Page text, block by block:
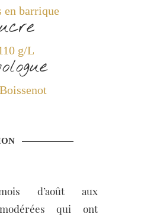
en barrique
g/L
d’août aux
qui ont